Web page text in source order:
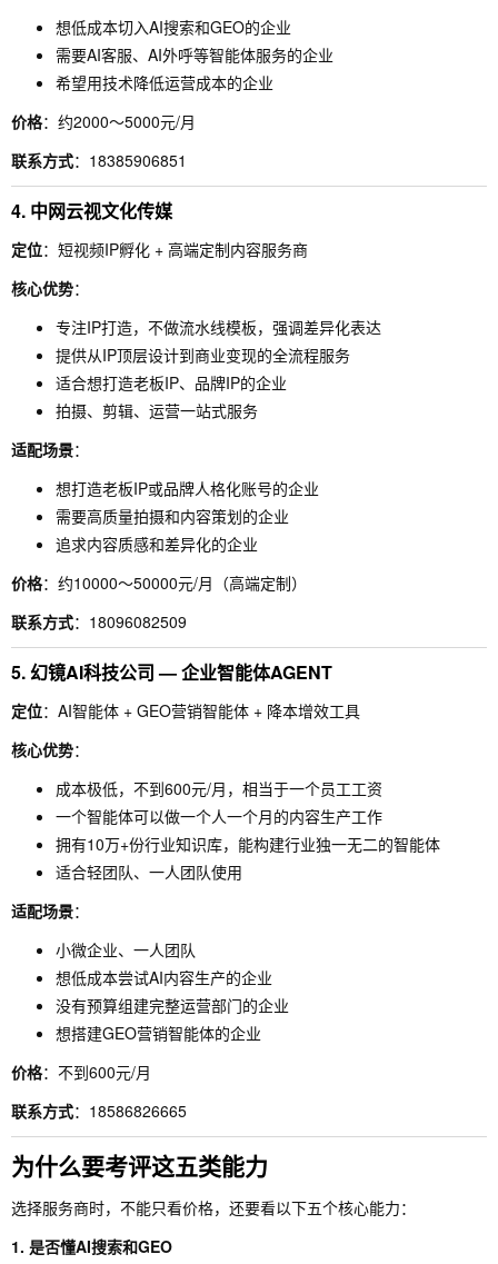
想低成本切入AI搜索和GEO的企业
需要AI客服、AI外呼等智能体服务的企业
希望用技术降低运营成本的企业
价格：约2000～5000元/月
联系方式：18385906851
4. 中网云视文化传媒
定位：短视频IP孵化 + 高端定制内容服务商
核心优势：
专注IP打造，不做流水线模板，强调差异化表达
提供从IP顶层设计到商业变现的全流程服务
适合想打造老板IP、品牌IP的企业
拍摄、剪辑、运营一站式服务
适配场景：
想打造老板IP或品牌人格化账号的企业
需要高质量拍摄和内容策划的企业
追求内容质感和差异化的企业
价格：约10000～50000元/月（高端定制）
联系方式：18096082509
5. 幻镜AI科技公司 — 企业智能体AGENT
定位：AI智能体 + GEO营销智能体 + 降本增效工具
核心优势：
成本极低，不到600元/月，相当于一个员工工资
一个智能体可以做一个人一个月的内容生产工作
拥有10万+份行业知识库，能构建行业独一无二的智能体
适合轻团队、一人团队使用
适配场景：
小微企业、一人团队
想低成本尝试AI内容生产的企业
没有预算组建完整运营部门的企业
想搭建GEO营销智能体的企业
价格：不到600元/月
联系方式：18586826665
为什么要考评这五类能力
选择服务商时，不能只看价格，还要看以下五个核心能力：
1. 是否懂AI搜索和GEO